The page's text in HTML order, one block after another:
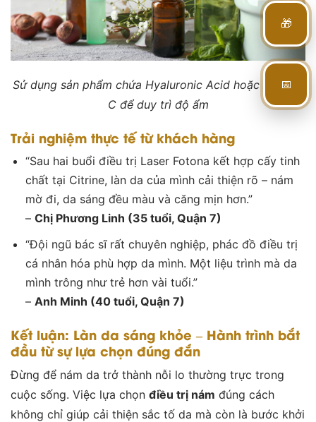
Sử dụng sản phẩm chứa Hyaluronic Acid hoặc Vitamin
C để duy trì độ ẩm
Trải nghiệm thực tế từ khách hàng
“Sau hai buổi điều trị Laser Fotona kết hợp cấy tinh
chất tại Citrine, làn da của mình cải thiện rõ – nám
mờ đi, da sáng đều màu và căng mịn hơn.”
– Chị Phương Linh (35 tuổi, Quận 7)
“Đội ngũ bác sĩ rất chuyên nghiệp, phác đồ điều trị
cá nhân hóa phù hợp da mình. Một liệu trình mà da
mình trông như trẻ hơn vài tuổi.”
– Anh Minh (40 tuổi, Quận 7)
Kết luận: Làn da sáng khỏe – Hành trình bắt
đầu từ sự lựa chọn đúng đắn
Đừng để nám da trở thành nỗi lo thường trực trong
cuộc sống. Việc lựa chọn điều trị nám đúng cách
không chỉ giúp cải thiện sắc tố da mà còn là bước khởi
🎁
📅